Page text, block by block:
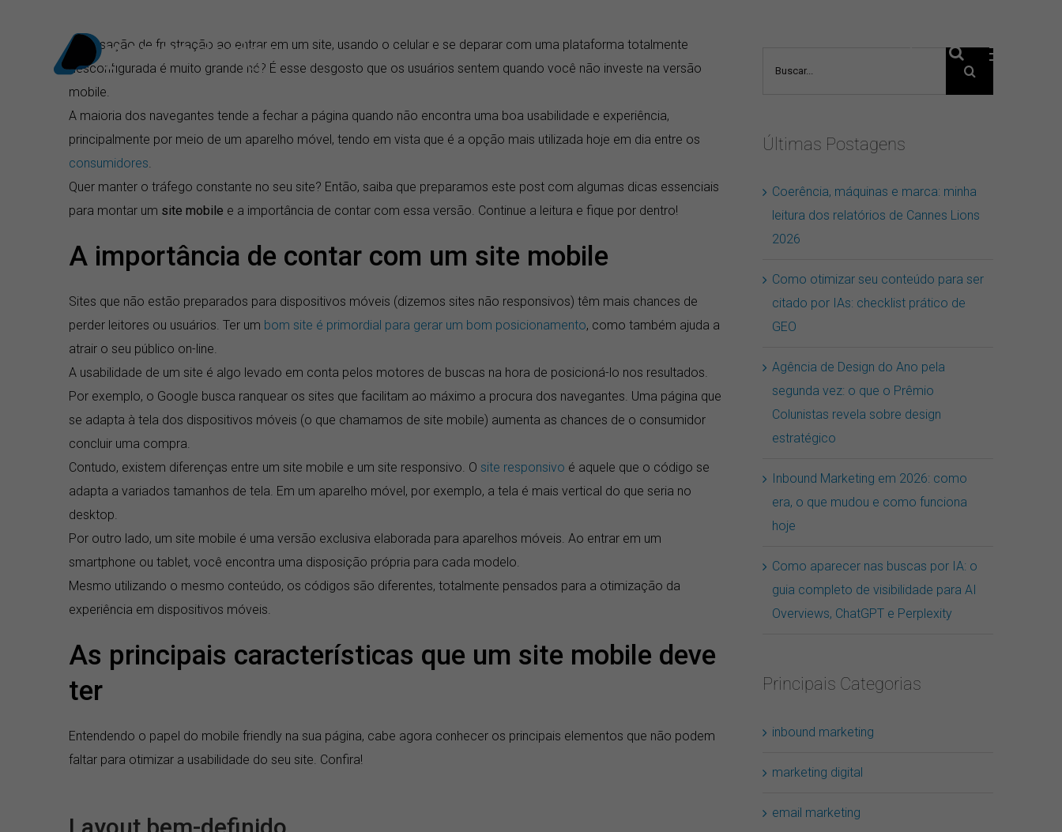
A sensação de frustração ao entrar em um site, usando o celular e se deparar com uma plataforma totalmente
desconfigurada é muito grande né? É esse desgosto que os usuários sentem quando você não investe na versão
mobile.
A maioria dos navegantes tende a fechar a página quando não encontra uma boa usabilidade e experiência,
principalmente por meio de um aparelho móvel, tendo em vista que é a opção mais utilizada hoje em dia entre os
consumidores.
Quer manter o tráfego constante no seu site? Então, saiba que preparamos este post com algumas dicas essenciais
para montar um site mobile e a importância de contar com essa versão. Continue a leitura e fique por dentro!
A importância de contar com um site mobile
Sites que não estão preparados para dispositivos móveis (dizemos sites não responsivos) têm mais chances de
perder leitores ou usuários. Ter um bom site é primordial para gerar um bom posicionamento, como também ajuda a
atrair o seu público on-line.
A usabilidade de um site é algo levado em conta pelos motores de buscas na hora de posicioná-lo nos resultados.
Por exemplo, o Google busca ranquear os sites que facilitam ao máximo a procura dos navegantes. Uma página que
se adapta à tela dos dispositivos móveis (o que chamamos de site mobile) aumenta as chances de o consumidor
concluir uma compra.
Contudo, existem diferenças entre um site mobile e um site responsivo. O site responsivo é aquele que o código se
adapta a variados tamanhos de tela. Em um aparelho móvel, por exemplo, a tela é mais vertical do que seria no
desktop.
Por outro lado, um site mobile é uma versão exclusiva elaborada para aparelhos móveis. Ao entrar em um
smartphone ou tablet, você encontra uma disposição própria para cada modelo.
Mesmo utilizando o mesmo conteúdo, os códigos são diferentes, totalmente pensados para a otimização da
experiência em dispositivos móveis.
As principais características que um site mobile deve
ter
Entendendo o papel do mobile friendly na sua página, cabe agora conhecer os principais elementos que não podem
faltar para otimizar a usabilidade do seu site. Confira!
Últimas Postagens
Coerência, máquinas e marca: minha
leitura dos relatórios de Cannes Lions
2026
Como otimizar seu conteúdo para ser
citado por IAs: checklist prático de
GEO
Agência de Design do Ano pela
segunda vez: o que o Prêmio
Colunistas revela sobre design
estratégico
Inbound Marketing em 2026: como
era, o que mudou e como funciona
hoje
Como aparecer nas buscas por IA: o
guia completo de visibilidade para AI
Overviews, ChatGPT e Perplexity
Principais Categorias
inbound marketing
marketing digital
email marketing